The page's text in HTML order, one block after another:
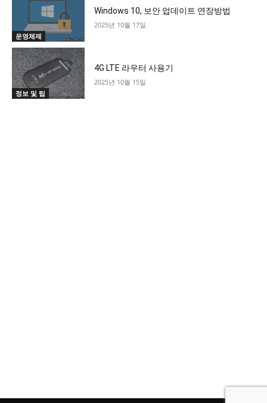
운영체제
Windows 10, 보안 업데이트 연장방법
2025년 10월 17일
정보 및 팁
4G LTE 라우터 사용기
2025년 10월 15일